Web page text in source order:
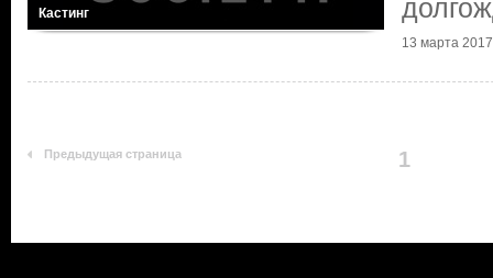
Кастинг
13 марта 2017
Предыдущая страница 1